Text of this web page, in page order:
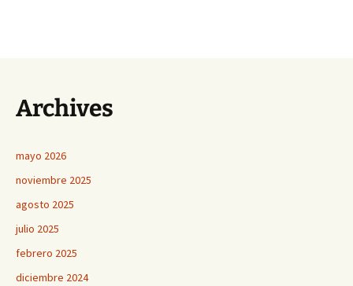
Archives
mayo 2026
noviembre 2025
agosto 2025
julio 2025
febrero 2025
diciembre 2024